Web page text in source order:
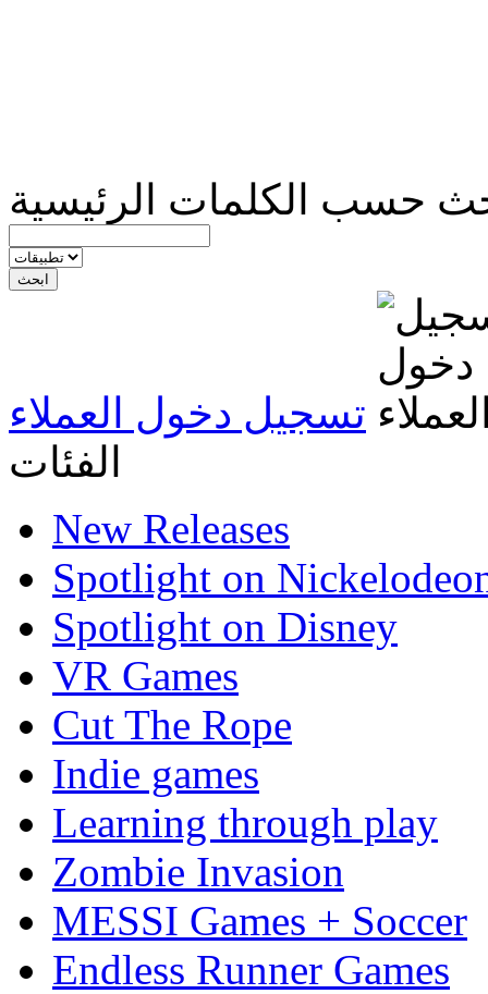
حسب الكلمات الرئيسية
تسجيل دخول العملاء
الفئات
New Releases
Spotlight on
Spotlight on Disney
VR Games
Cut The Rope
Indie games
Learning through play
Zombie Invasion
MESSI Games + Soccer
Endless Runner Games